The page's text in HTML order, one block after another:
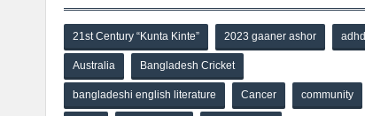
21st Century “Kunta Kinte” 2023 gaaner ashor adhd
Australia Bangladesh Cricket
bangladeshi english literature Cancer community